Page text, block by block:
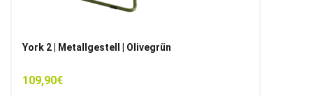
York 2 | Metallgestell | Olivegrün
109,90€